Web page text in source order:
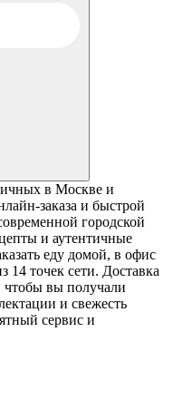
в Москве и
заказа и быстрой
городской
и аутентичные
еду домой, в офис
14 точек сети. Доставка
чтобы вы получали
и свежесть
сервис и